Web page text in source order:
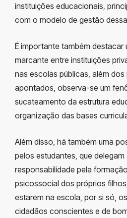
instituições educacionais,
com o modelo de gestão
É importante também destacar
marcante entre instituições
nas escolas públicas, além dos
apontados, observa-se um
sucateamento da estrutura
organização das bases
Além disso, há também uma
pelos estudantes, que delegam
responsabilidade pela
psicossocial dos próprios
estarem na escola, por si só,
cidadãos conscientes e de